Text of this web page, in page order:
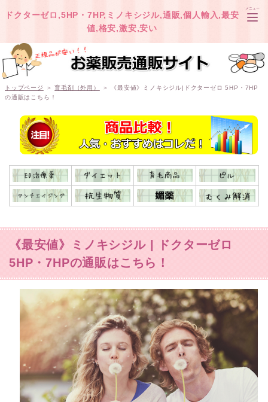
ドクターゼロ,5HP・7HP,ミノキシジル,通販,個人輸入,最安
値,格安,激安,安い
メニュー
TOP
オオサカ堂
ベストケンコー
トップページ ＞育毛剤（外用）
＞ 《最安値》ミノキシジル|ドクターゼロ 5HP・7HP
の通販はこちら！
《最安値》ミノキシジル | ドクターゼロ
5HP・7HPの通販はこちら！